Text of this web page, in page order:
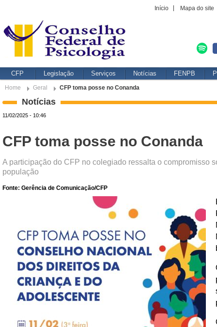
Início Mapa do site
CFP Legislação Serviços Notícias FENPB
Home Geral CFP toma posse no Conanda
Notícias
11/02/2025 - 10:46
CFP toma posse no Conanda
A participação do CFP no colegiado ressalta o compromisso
população
Fonte: Gerência de Comunicação/CFP